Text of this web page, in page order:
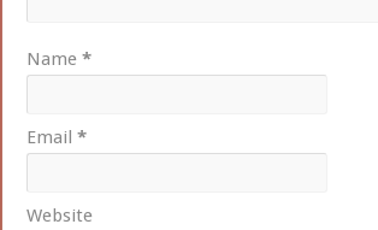
Name*
Email*
Website